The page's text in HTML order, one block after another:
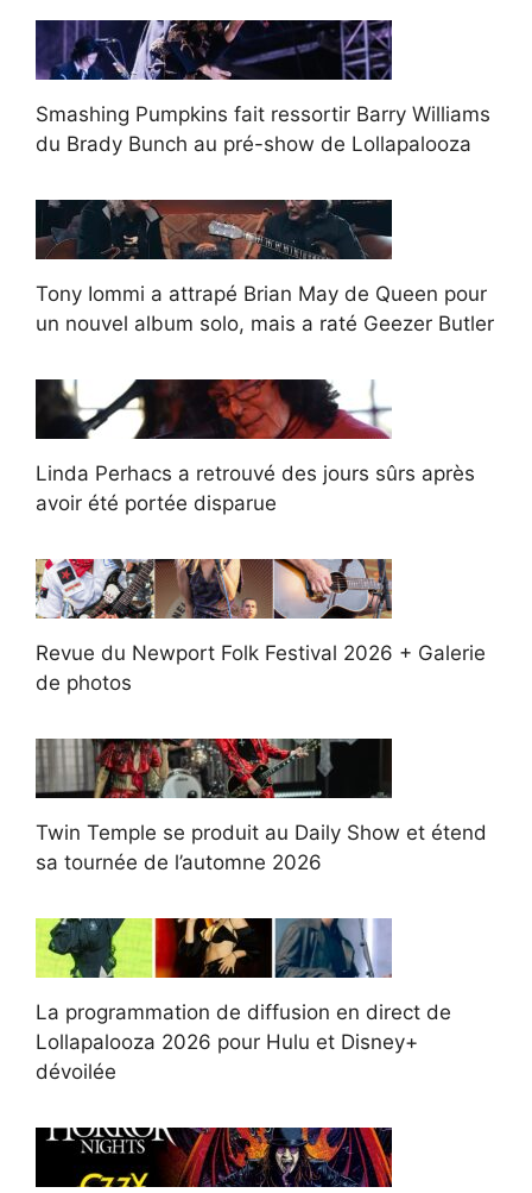
Smashing Pumpkins fait ressortir Barry Williams
du Brady Bunch au pré-show de Lollapalooza
Tony Iommi a attrapé Brian May de Queen pour
un nouvel album solo, mais a raté Geezer Butler
Linda Perhacs a retrouvé des jours sûrs après
avoir été portée disparue
Revue du Newport Folk Festival 2026 + Galerie
de photos
Twin Temple se produit au Daily Show et étend
sa tournée de l’automne 2026
La programmation de diffusion en direct de
Lollapalooza 2026 pour Hulu et Disney+
dévoilée